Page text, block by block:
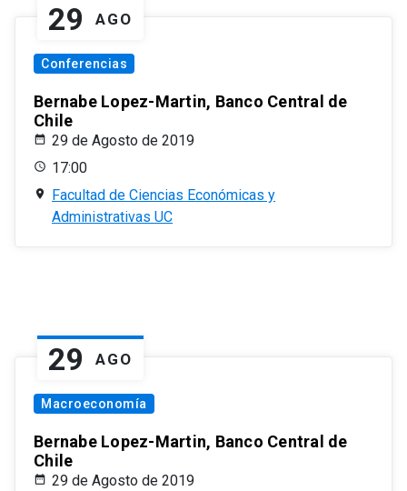
29 AGO
Conferencias
Bernabe Lopez-Martin, Banco Central de
Chile
29 de Agosto de 2019
17:00
Facultad de Ciencias Económicas y
Administrativas UC
29 AGO
Macroeconomía
Bernabe Lopez-Martin, Banco Central de
Chile
29 de Agosto de 2019